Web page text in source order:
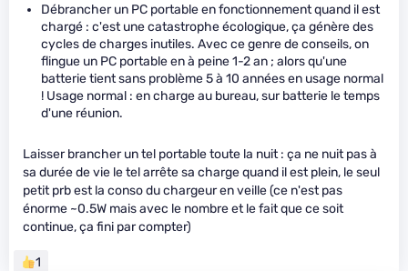
Débrancher un PC portable en fonctionnement quand il est
chargé : c'est une catastrophe écologique, ça génère des
cycles de charges inutiles. Avec ce genre de conseils, on
flingue un PC portable en à peine 1-2 an ; alors qu'une
batterie tient sans problème 5 à 10 années en usage normal
! Usage normal : en charge au bureau, sur batterie le temps
d'une réunion.
Laisser brancher un tel portable toute la nuit : ça ne nuit pas à
sa durée de vie le tel arrête sa charge quand il est plein, le seul
petit prb est la conso du chargeur en veille (ce n'est pas
énorme ~0.5W mais avec le nombre et le fait que ce soit
continue, ça fini par compter)
1